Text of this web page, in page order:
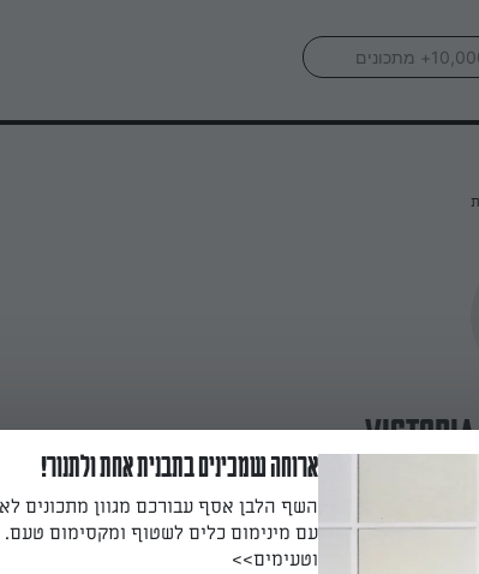
victoria
ארוחה שמכינים בתבנית אחת ולתנור!
השף הלבן אסף עבורכם מגוון מתכונים
עם מינימום כלים לשטוף ומקסימום
וטעימים>>